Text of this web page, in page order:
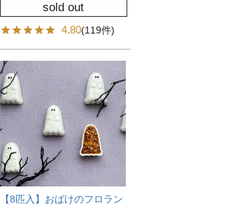
sold out
4.80(119件)
【8匹入】おばけのフロラン